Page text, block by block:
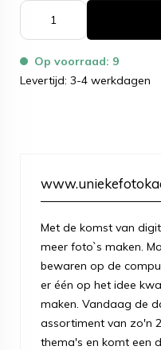
Op voorraad: 9
Levertijd: 3-4 werkdagen
Met de komst van
meer foto`s maken.
bewaren op de
er één op het idee
maken. Vandaag de
assortiment van zo'n
thema's en komt een